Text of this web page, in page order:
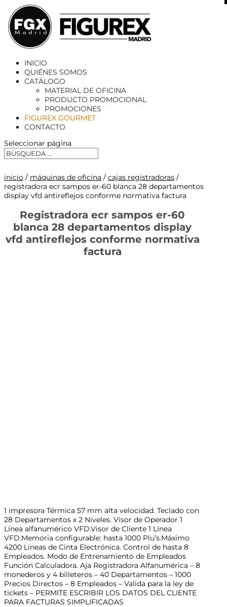
INICIO
QUIÉNES SOMOS
CATÁLOGO
MATERIAL DE OFICINA
PRODUCTO PROMOCIONAL
PROMOCIONES
FIGUREX GOURMET
CONTACTO
Seleccionar página
inicio / máquinas de oficina / cajas registradoras /
registradora ecr sampos er-60 blanca 28 departamentos
display vfd antireflejos conforme normativa factura
Registradora ecr sampos er-60
blanca 28 departamentos display
vfd antireflejos conforme normativa
factura
1 impresora Térmica 57 mm alta velocidad. Teclado con
28 Departamentos x 2 Niveles. Visor de Operador 1
Línea alfanumérico VFD.Visor de Cliente 1 Línea
VFD.Memoria configurable: hasta 1000 Plu’s.Máximo
4200 Líneas de Cinta Electrónica. Control de hasta 8
Empleados. Modo de Entrenamiento de Empleados
Función Calculadora. Aja Registradora Alfanumérica – 8
monederos y 4 billeteros – 40 Departamentos – 1000
Precios Directos – 8 Empleados – Valida para la ley de
tickets – PERMITE ESCRIBIR LOS DATOS DEL CLIENTE
PARA FACTURAS SIMPLIFICADAS